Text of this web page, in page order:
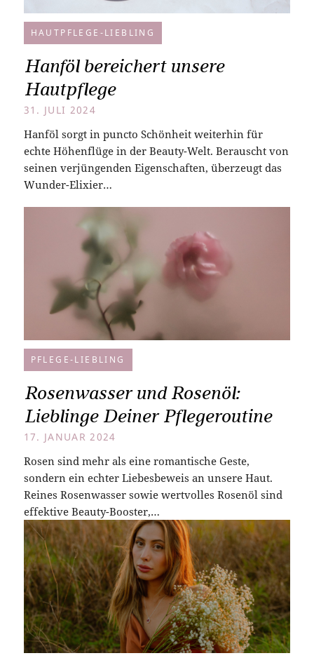
HAUTPFLEGE-LIEBLING
Hanföl bereichert unsere
Hautpflege
31. JULI 2024
Hanföl sorgt in puncto Schönheit weiterhin für
echte Höhenflüge in der Beauty-Welt. Berauscht von
seinen verjüngenden Eigenschaften, überzeugt das
Wunder-Elixier…
PFLEGE-LIEBLING
Rosenwasser und Rosenöl:
Lieblinge Deiner Pflegeroutine
17. JANUAR 2024
Rosen sind mehr als eine romantische Geste,
sondern ein echter Liebesbeweis an unsere Haut.
Reines Rosenwasser sowie wertvolles Rosenöl sind
effektive Beauty-Booster,…